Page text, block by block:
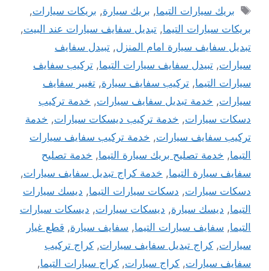
الوسوم
بريك سيارات التيما, بريك سيارة, بريكات سيارات,
بريكات سيارات التيما, تبديل سفايف سيارات عند البيت,
تبديل سفايف سيارة امام المنزل, تبيدل سفايف
سيارات, تبيدل سفايف سيارات التيما, تركيب سفايف
سيارات التيما, تركيب سفايف سيارة, تغيير سفايف
سيارات, خدمة تبديل سفايف سيارات, خدمة تركيب
دسكات سيارات, خدمة تركيب ديسكات سيارات, خدمة
تركيب سفايف سيارات, خدمة تركيب سفايف سيارات
التيما, خدمة تصليح بريك سيارة التيما, خدمة تصليح
سفايف سيارة التيما, خدمة كراج تبديل سفايف سيارات,
دسكات سيارات, دسكات سيارات التيما, ديسك سيارات
التيما, ديسك سيارة, ديسكات سيارات, ديسكات سيارات
التيما, سفايف سيارات التيما, سفايف سيارة, قطع غيار
سيارات, كراج تبديل سفايف سيارات, كراج تركيب
سفايف سيارات, كراج سيارات, كراج سيارات التيما,